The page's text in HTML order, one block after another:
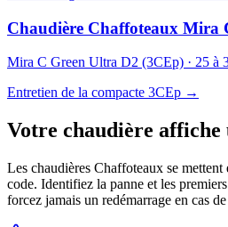
Chaudière Chaffoteaux Mira
Mira C Green Ultra D2 (3CEp) · 25 à
Entretien de la compacte 3CEp →
Votre chaudière affiche
Les chaudières Chaffoteaux se
code. Identifiez la panne et les
forcez jamais un redémarrage en cas